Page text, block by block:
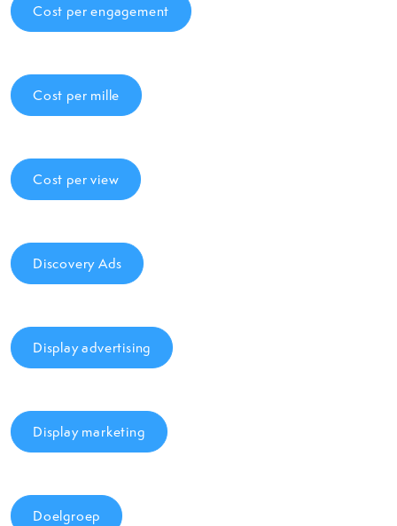
Cost per engagement
Cost per mille
Cost per view
Discovery Ads
Display advertising
Display marketing
Doelgroep